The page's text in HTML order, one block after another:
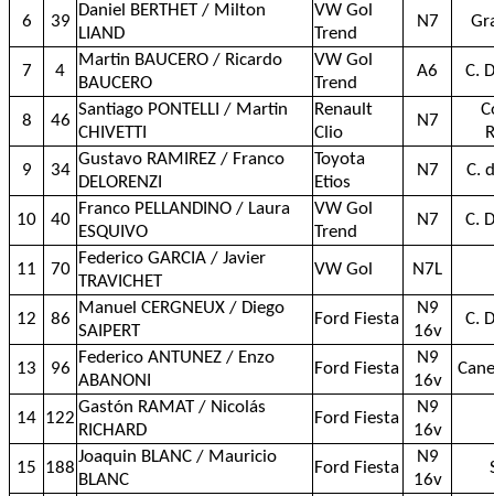
6 39
Daniel BERTHET / Milton
LIAND
VW Gol
Trend
N7
7 4
Martin BAUCERO / Ricardo
BAUCERO
VW Gol
Trend
A6 C.
8 46
Santiago PONTELLI / Martin
CHIVETTI
Renault
Clio
N7
9
34
Gustavo RAMIREZ / Franco
DELORENZI
Toyota
Etios
N7 C.
10 40
Franco PELLANDINO / Laura
ESQUIVO
VW Gol
Trend
N7 C.
11 70
Federico GARCIA / Javier
TRAVICHET
VW Gol N7L
12 86
Manuel CERGNEUX / Diego
SAIPERT
Ford Fiesta
N9
16v
C.
13 96
Federico ANTUNEZ / Enzo
ABANONI
Ford Fiesta
N9
16v
14 122
Gastón RAMAT / Nicolás
RICHARD
Ford Fiesta
N9
16v
15 188
Joaquin BLANC / Mauricio
BLANC
Ford Fiesta
N9
16v